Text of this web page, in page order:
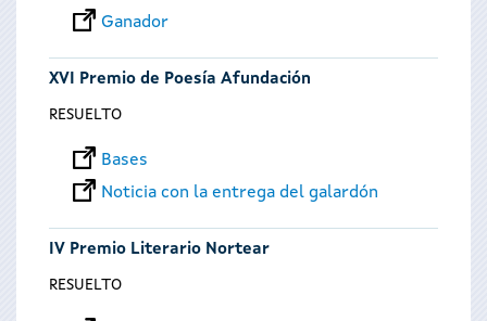
Ganador
XVI Premio de Poesía Afundación
RESUELTO
Bases
Noticia con la entrega del galardón
IV Premio Literario Nortear
RESUELTO